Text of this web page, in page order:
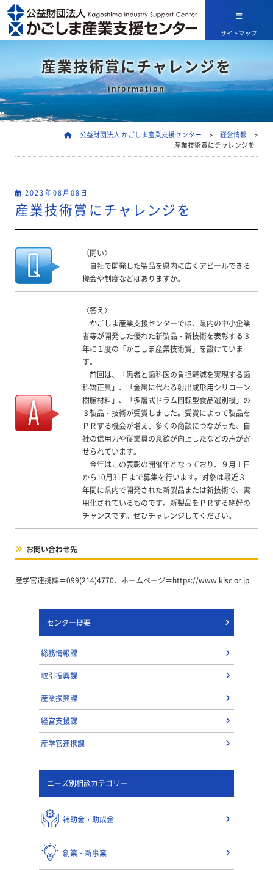
サイトマップ
産業技術賞にチャレンジを
information
公益財団法人 かごしま産業支援センター > 経営情報
>
産業技術賞にチャレンジを
2023年08月08日
産業技術賞にチャレンジを
〈問い〉
自社で開発した製品を県内に広くアピールできる
機会や制度などはありますか。
〈答え〉
かごしま産業支援センターでは、県内の中小企業
者等が開発した優れた新製品・新技術を表彰する３
年に１度の「かごしま産業技術賞」を設けていま
す。
前回は、「患者と歯科医の負担軽減を実現する歯
科矯正具」、「金属に代わる射出成形用シリコーン
樹脂材料」、「多層式ドラム回転型食品選別機」の
３製品・技術が受賞しました。受賞によって製品を
ＰＲする機会が増え、多くの商談につながった、自
社の信用力や従業員の意欲が向上したなどの声が寄
せられています。
今年はこの表彰の開催年となっており、９月１日
から10月31日まで募集を行います。対象は最近３
年間に県内で開発された新製品または新技術で、実
用化されているものです。新製品をＰＲする絶好の
チャンスです。ぜひチャレンジしてください。
お問い合わせ先
産学官連携課＝099(214)4770、ホームページ＝https://www.kisc.or.jp
センター概要
総務情報課
取引振興課
産業振興課
経営支援課
産学官連携課
ニーズ別相談カテゴリー
補助金・助成金
創業・新事業